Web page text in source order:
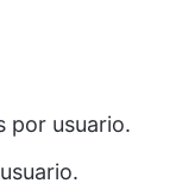
por usuario.